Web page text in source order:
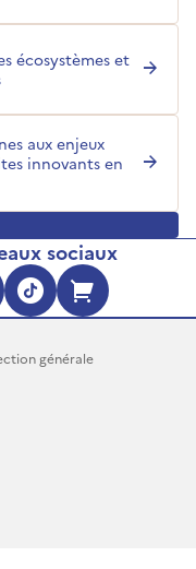
écosystèmes et
aux enjeux
innovants en
sociaux
dans une
dans
(s'ouvre
TikTok
générale